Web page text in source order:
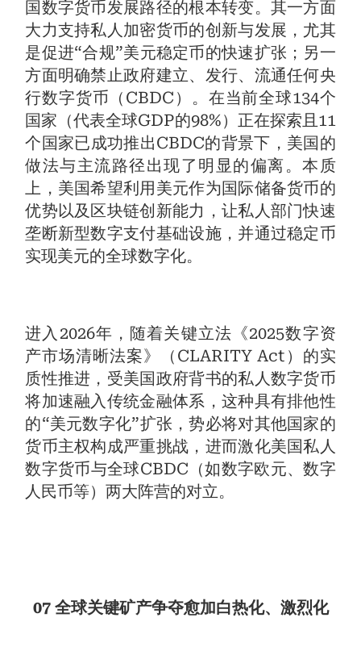
国数字货币发展路径的根本转变。其一方面
大力支持私人加密货币的创新与发展，尤其
是促进“合规”美元稳定币的快速扩张；另一
方面明确禁止政府建立、发行、流通任何央
行数字货币（CBDC）。在当前全球134个
国家（代表全球GDP的98%）正在探索且11
个国家已成功推出CBDC的背景下，美国的
做法与主流路径出现了明显的偏离。本质
上，美国希望利用美元作为国际储备货币的
优势以及区块链创新能力，让私人部门快速
垄断新型数字支付基础设施，并通过稳定币
实现美元的全球数字化。
进入2026年，随着关键立法《2025数字资
产市场清晰法案》（CLARITY Act）的实
质性推进，受美国政府背书的私人数字货币
将加速融入传统金融体系，这种具有排他性
的“美元数字化”扩张，势必将对其他国家的
货币主权构成严重挑战，进而激化美国私人
数字货币与全球CBDC（如数字欧元、数字
人民币等）两大阵营的对立。
07 全球关键矿产争夺愈加白热化、激烈化